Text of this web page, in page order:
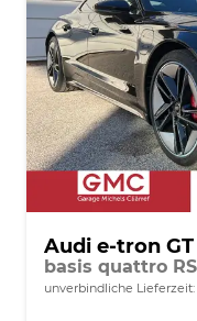
Audi e-tron GT
unverbindliche Lieferzeit: